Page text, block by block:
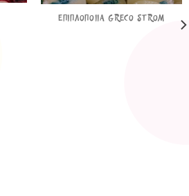
ΕΠΙΠΛΟΠΟΙΙΑ GRECO STROM